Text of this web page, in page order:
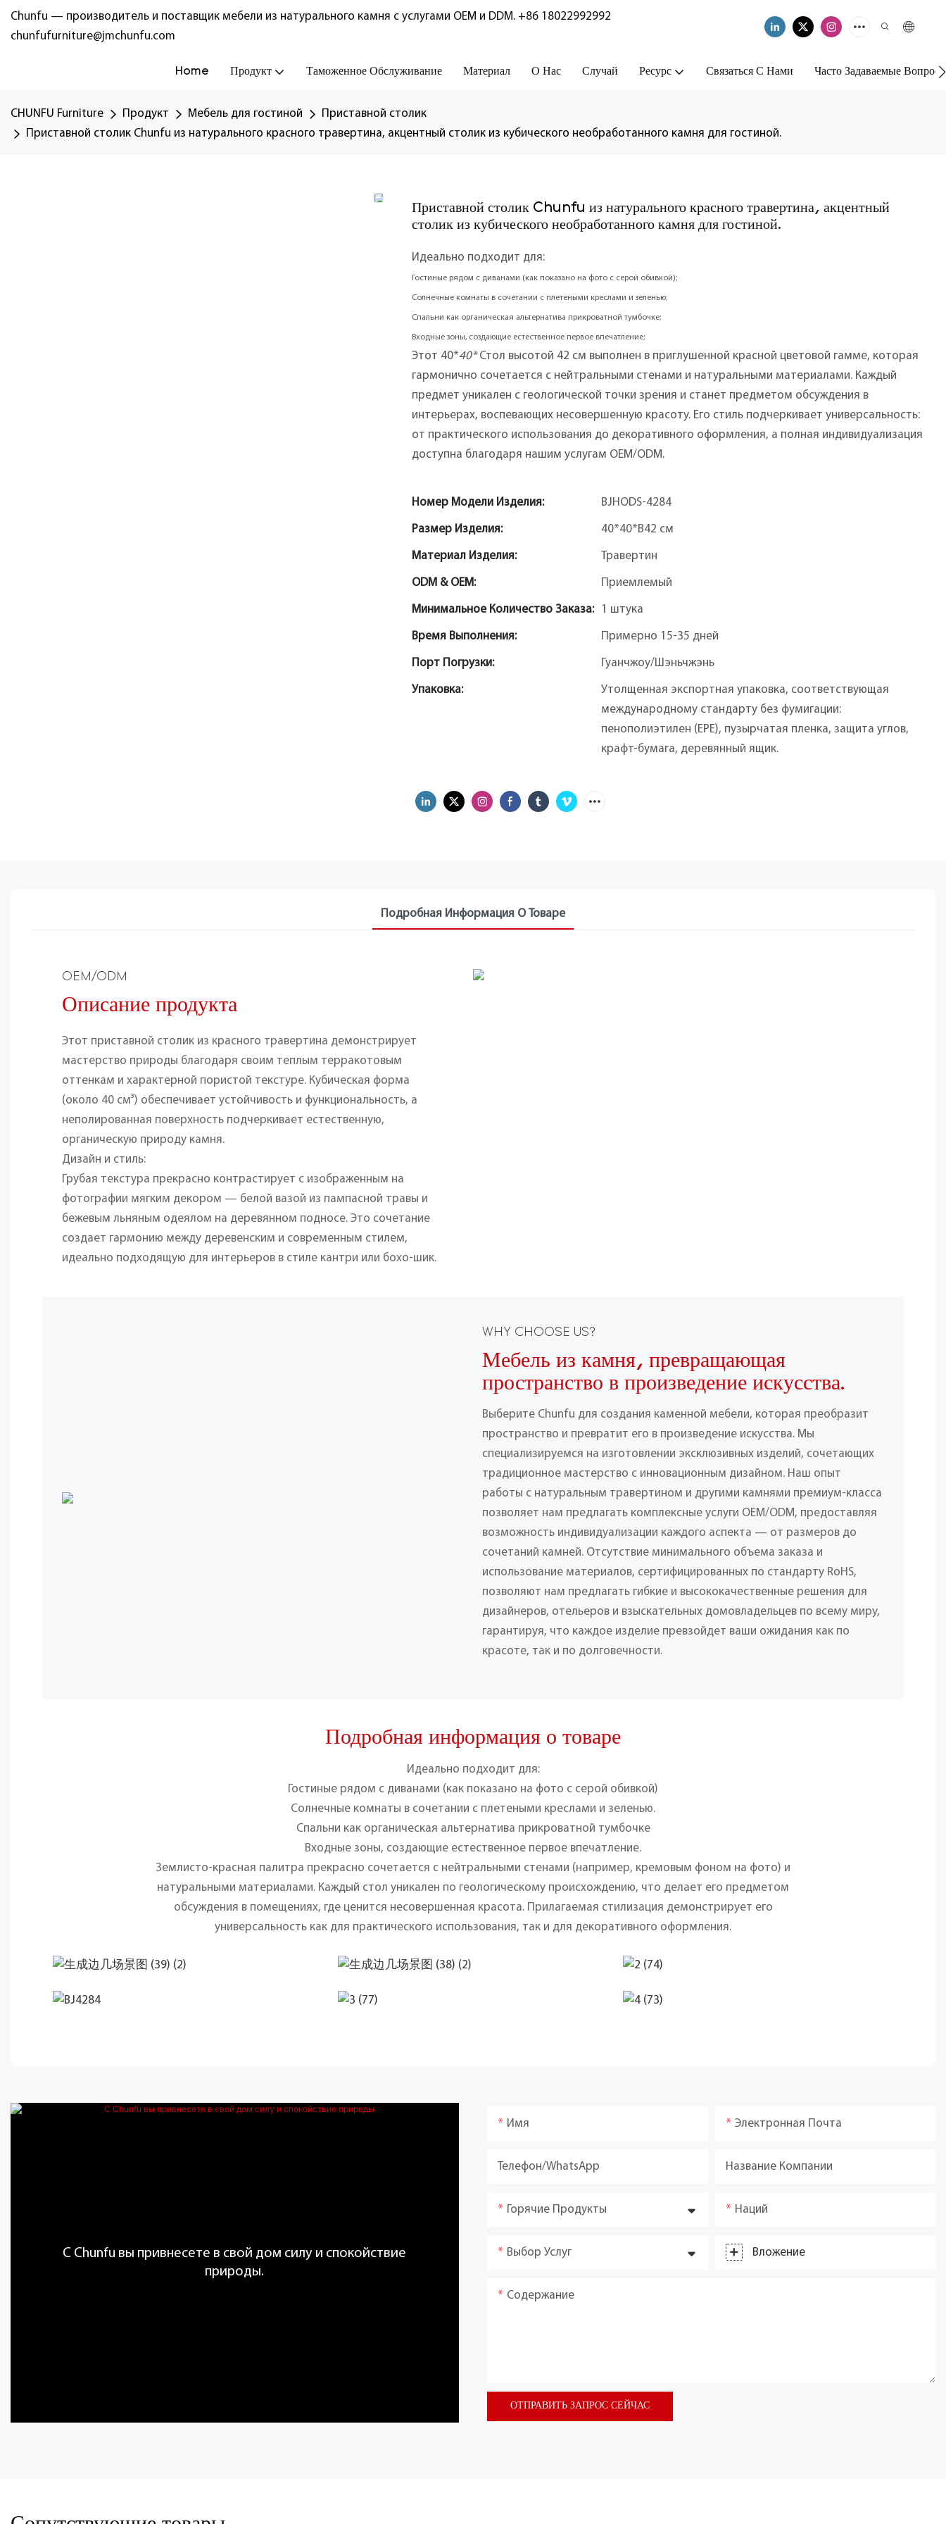
Chunfu — производитель и поставщик мебели из натурального камня с услугами OEM и DDM. +86 18022992992
chunfufurniture@jmchunfu.com
Home Продукт Таможенное Обслуживание Материал О Нас Случай Ресурс Связаться С Нами Часто Задаваемые
CHUNFU Furniture Продукт Мебель для гостиной
Приставной столик
Приставной столик Chunfu из натурального красного травертина, акцентный столик из кубического необработанного камня для гостиной.
Приставной столик Chunfu из натурального красного травертина, акцентный
столик из кубического необработанного камня для гостиной.
Идеально подходит для:
Гостиные рядом с диванами (как показано на фото с серой обивкой);
Солнечные комнаты в сочетании с плетеными креслами и зеленью;
Спальни как органическая альтернатива прикроватной тумбочке;
Входные зоны, создающие естественное первое впечатление;
Этот 40*40*Стол высотой 42 см выполнен в приглушенной красной цветовой гамме, которая
гармонично сочетается с нейтральными стенами и натуральными материалами. Каждый
предмет уникален с геологической точки зрения и станет предметом обсуждения в
интерьерах, воспевающих несовершенную красоту. Его стиль подчеркивает универсальность:
от практического использования до декоративного оформления, а полная индивидуализация
доступна благодаря нашим услугам OEM/ODM.
Номер Модели Изделия: BJHODS-4284
Размер Изделия: 40*40*В42 см
Материал Изделия: Травертин
ODM & OEM: Приемлемый
Минимальное Количество Заказа: 1 штука
Время Выполнения: Примерно 15-35 дней
Порт Погрузки: Гуанчжоу/Шэньчжэнь
Упаковка:
Утолщенная экспортная упаковка, соответствующая
международному стандарту без фумигации:
пенополиэтилен (EPE), пузырчатая пленка, защита углов,
крафт-бумага, деревянный ящик.
Подробная Информация О Товаре
OEM/ODM
Описание продукта
Этот приставной столик из красного травертина демонстрирует
мастерство природы благодаря своим теплым терракотовым
оттенкам и характерной пористой текстуре. Кубическая форма
(около 40 см³) обеспечивает устойчивость и функциональность, а
неполированная поверхность подчеркивает естественную,
органическую природу камня.
Дизайн и стиль:
Грубая текстура прекрасно контрастирует с изображенным на
фотографии мягким декором — белой вазой из пампасной травы и
бежевым льняным одеялом на деревянном подносе. Это сочетание
создает гармонию между деревенским и современным стилем,
идеально подходящую для интерьеров в стиле кантри или бохо-шик.
WHY CHOOSE US?
Мебель из камня, превращающая
пространство в произведение искусства.
Выберите Chunfu для создания каменной мебели, которая преобразит
пространство и превратит его в произведение искусства. Мы
специализируемся на изготовлении эксклюзивных изделий, сочетающих
традиционное мастерство с инновационным дизайном. Наш опыт
работы с натуральным травертином и другими камнями премиум-класса
позволяет нам предлагать комплексные услуги OEM/ODM, предоставляя
возможность индивидуализации каждого аспекта — от размеров до
сочетаний камней. Отсутствие минимального объема заказа и
использование материалов, сертифицированных по стандарту RoHS,
позволяют нам предлагать гибкие и высококачественные решения для
дизайнеров, отельеров и взыскательных домовладельцев по всему миру,
гарантируя, что каждое изделие превзойдет ваши ожидания как по
красоте, так и по долговечности.
Подробная информация о товаре
Идеально подходит для:
Гостиные рядом с диванами (как показано на фото с серой обивкой)
Солнечные комнаты в сочетании с плетеными креслами и зеленью.
Спальни как органическая альтернатива прикроватной тумбочке
Входные зоны, создающие естественное первое впечатление.
Землисто-красная палитра прекрасно сочетается с нейтральными стенами (например, кремовым фоном на фото) и
натуральными материалами. Каждый стол уникален по геологическому происхождению, что делает его предметом
обсуждения в помещениях, где ценится несовершенная красота. Прилагаемая стилизация демонстрирует его
универсальность как для практического использования, так и для декоративного оформления.
С Chunfu вы привнесете в свой дом силу и спокойствие
природы.
Имя Электронная Почта
Телефон/WhatsApp Название Компании
Горячие Продукты Наций
Выбор Услуг Вложение
Содержание
ОТПРАВИТЬ ЗАПРОС СЕЙЧАС